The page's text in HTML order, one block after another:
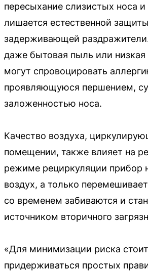
пересыхание слизистых носа
лишается естественной
задерживающей
даже бытовая пыль или
могут спровоцировать
проявляющуюся першением,
заложенностью носа.
Качество воздуха,
помещении, также влияет на
режиме рециркуляции прибор
воздух, а только
со временем забиваются и
источником вторичного
«Для минимизации риска стоит
придерживаться простых